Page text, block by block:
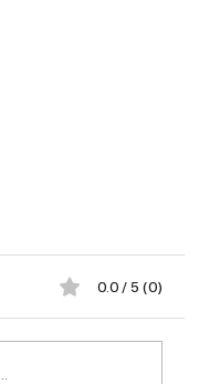
0.0 / 5 (0)